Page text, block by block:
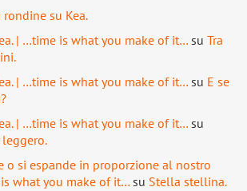
rondine su Kea.
| …time is what you make of it… su Tra
| …time is what you make of it… su E se
| …time is what you make of it… su
leggero.
o si espande in proporzione al nostro
what you make of it… su Stella stellina.